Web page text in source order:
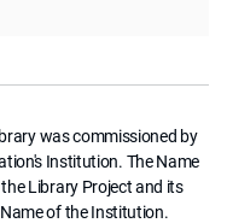
was commissioned by
Institution. The Name
Library Project and its
of the Institution.